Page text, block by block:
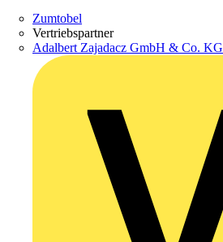
Zumtobel
Vertriebspartner
Adalbert Zajadacz GmbH & Co. KG